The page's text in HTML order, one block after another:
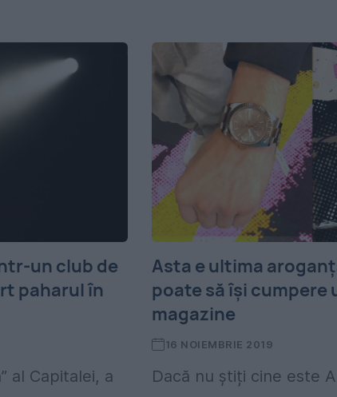
un club de
paharul în
al Capitalei, a
Asta e ultima
poate să își cumpere
magazine
16 NOIEMBRIE 2019
Dacă nu știți cine este